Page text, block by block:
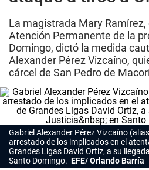
La magistrada Mary Ramírez,
Atención Permanente de la
Domingo, dictó la medida
Alexander Pérez Vizcaíno,
cárcel de San Pedro de
Gabriel Alexander Pérez Vizcaíno
arrestado de los implicados en el
Grandes Ligas David Ortiz, a su
Santo Domingo. EFE/ Orlando Barría